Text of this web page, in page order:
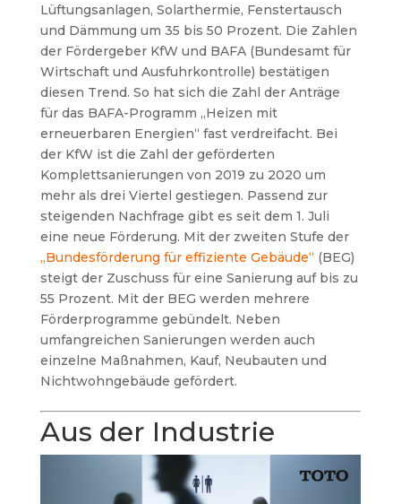
Lüftungsanlagen, Solarthermie, Fenstertausch
und Dämmung um 35 bis 50 Prozent. Die Zahlen
der Fördergeber KfW und BAFA (Bundesamt für
Wirtschaft und Ausfuhrkontrolle) bestätigen
diesen Trend. So hat sich die Zahl der Anträge
für das BAFA-Programm „Heizen mit
erneuerbaren Energien“ fast verdreifacht. Bei
der KfW ist die Zahl der geförderten
Komplettsanierungen von 2019 zu 2020 um
mehr als drei Viertel gestiegen. Passend zur
steigenden Nachfrage gibt es seit dem 1. Juli
eine neue Förderung. Mit der zweiten Stufe der
„Bundesförderung für effiziente Gebäude“ (BEG)
steigt der Zuschuss für eine Sanierung auf bis zu
55 Prozent. Mit der BEG werden mehrere
Förderprogramme gebündelt. Neben
umfangreichen Sanierungen werden auch
einzelne Maßnahmen, Kauf, Neubauten und
Nichtwohngebäude gefördert.
Aus der Industrie